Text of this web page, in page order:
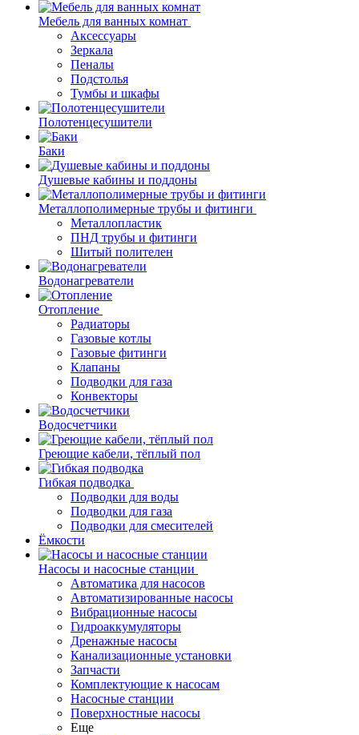
Мебель для ванных комнат
Аксессуары
Зеркала
Пеналы
Подстолья
Тумбы и шкафы
Полотенцесушители
Баки
Душевые кабины и поддоны
Металлополимерные трубы и фитинги
Металлопластик
ПНД трубы и фитинги
Шитый полителен
Водонагреватели
Отопление
Радиаторы
Газовые котлы
Газовые фитинги
Клапаны
Подводки для газа
Конвекторы
Водосчетчики
Греющие кабели, тёплый пол
Гибкая подводка
Подводки для воды
Подводки для газа
Подводки для смесителей
Ёмкости
Насосы и насосные станции
Автоматика для насосов
Автоматизированные насосы
Вибрационные насосы
Гидроаккумуляторы
Дренажные насосы
Канализационные установки
Запчасти
Комплектующие к насосам
Насосные станции
Поверхностные насосы
Еще